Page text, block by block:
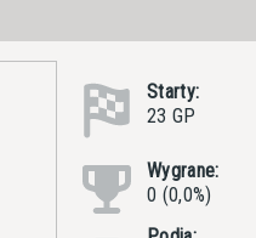
Starty:
23 GP
Wygrane:
0 (0,0%)